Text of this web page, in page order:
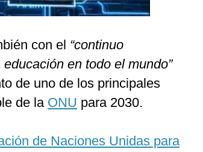
con el “continuo
en todo el mundo”
de uno de los principales
de la ONU para 2030.
de Naciones Unidas para